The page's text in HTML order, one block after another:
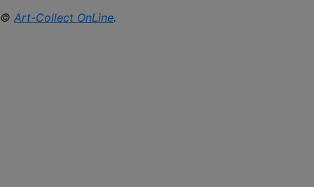
© Art-Collect OnLine.